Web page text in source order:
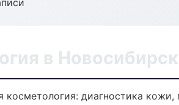
в Новосибирск
диагностика